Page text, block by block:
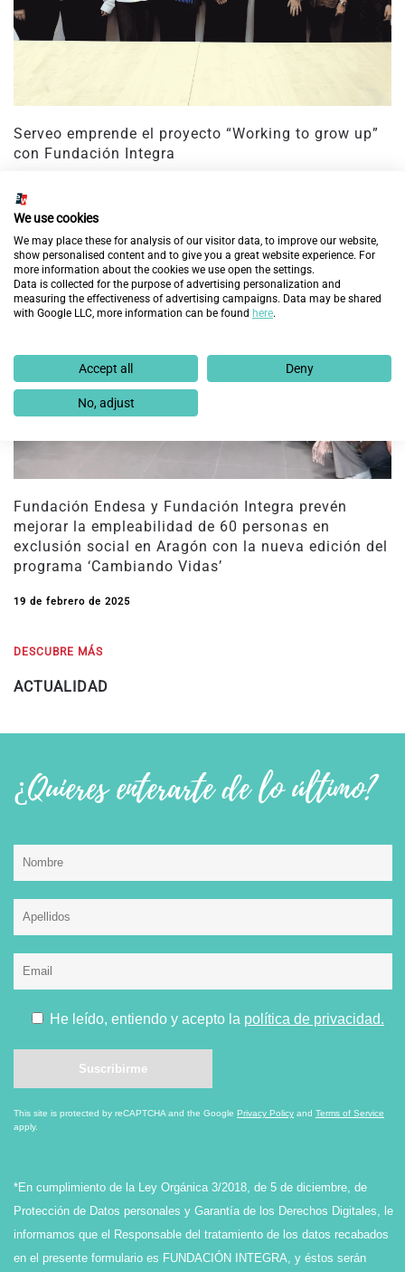
Serveo emprende el proyecto “Working to grow up”
con Fundación Integra
Fundación Endesa y Fundación Integra prevén
mejorar la empleabilidad de 60 personas en
exclusión social en Aragón con la nueva edición del
programa ‘Cambiando Vidas’
19 de febrero de 2025
DESCUBRE MÁS
ACTUALIDAD
¿Quieres enterarte de lo último?
He leído, entiendo y acepto la política de privacidad.
This site is protected by reCAPTCHA and the Google Privacy Policy and Terms of Service
apply.
*En cumplimiento de la Ley Orgánica 3/2018, de 5 de diciembre, de
Protección de Datos personales y Garantía de los Derechos Digitales, le
informamos que el Responsable del tratamiento de los datos recabados
en el presente formulario es FUNDACIÓN INTEGRA, y éstos serán
We use cookies
We may place these for analysis of our visitor data, to improve our website,
show personalised content and to give you a great website experience. For
more information about the cookies we use open the settings.
Data is collected for the purpose of advertising personalization and
measuring the effectiveness of advertising campaigns. Data may be shared
with Google LLC, more information can be found here.
Accept all Deny
No, adjust